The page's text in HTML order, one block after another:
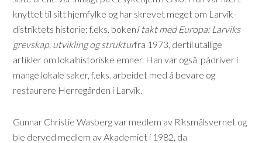
knyttet til sitt hjemfylke og har skrevet meget om Larvik-
distriktets historie: f.eks. bokenI takt med Europa: Larviks
grevskap, utvikling og strukturfra 1973, dertil utallige
artikler om lokalhistoriske emner. Han var også pådriver i
mange lokale saker, f.eks. arbeidet med å bevare og
restaurere Herregården i Larvik.
Gunnar Christie Wasberg var medlem av Riksmålsvernet og
ble derved medlem av Akademiet i 1982, da